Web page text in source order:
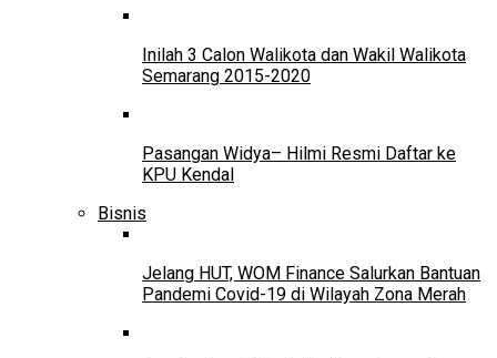
Inilah 3 Calon Walikota dan Wakil Walikota
Semarang 2015-2020
Pasangan Widya– Hilmi Resmi Daftar ke
KPU Kendal
Bisnis
Jelang HUT, WOM Finance Salurkan Bantuan
Pandemi Covid-19 di Wilayah Zona Merah